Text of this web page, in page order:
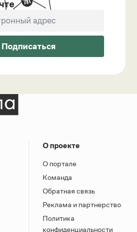
Подписаться
О проекте
О портале
Команда
Обратная связь
Реклама и партнерство
Политика
конфиденциальности